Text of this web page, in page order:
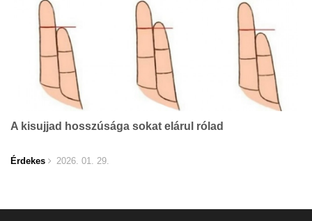
A kisujjad hosszúsága sokat elárul rólad
Érdekes 2026. 01. 29.